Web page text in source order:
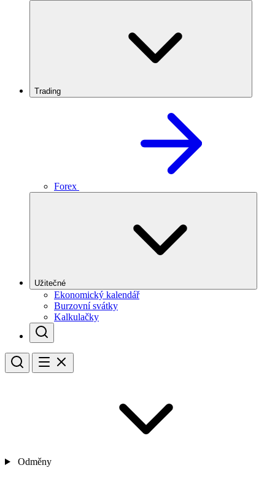
Trading
Forex
Užitečné
Ekonomický kalendář
Burzovní svátky
Kalkulačky
Odměny